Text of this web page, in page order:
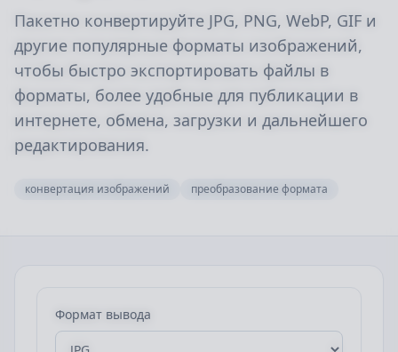
Пакетно конвертируйте JPG, PNG, WebP, GIF и
другие популярные форматы изображений,
чтобы быстро экспортировать файлы в
форматы, более удобные для публикации в
интернете, обмена, загрузки и дальнейшего
редактирования.
конвертация изображений преобразование формата
Формат вывода